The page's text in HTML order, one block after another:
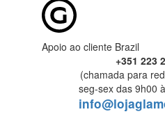
Apoio ao cliente Brazil
+351 223
(chamada para
seg-sex das 9h00